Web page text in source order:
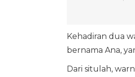
Kehadiran dua
bernama Ana,
Dari situlah,